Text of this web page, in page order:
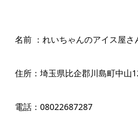
名前 ：れいちゃんのアイス屋さ
住所：埼玉県比企郡川島町中山
電話：08022687287